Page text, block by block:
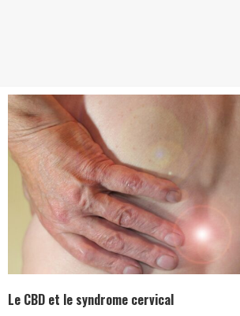
Le CBD et le syndrome cervical